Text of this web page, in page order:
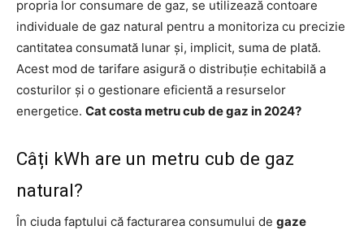
propria lor consumare de gaz, se utilizează contoare
individuale de gaz natural pentru a monitoriza cu precizie
cantitatea consumată lunar și, implicit, suma de plată.
Acest mod de tarifare asigură o distribuție echitabilă a
costurilor și o gestionare eficientă a resurselor
energetice. Cat costa metru cub de gaz in 2024?
Câți kWh are un metru cub de gaz
natural?
În ciuda faptului că facturarea consumului de gaze